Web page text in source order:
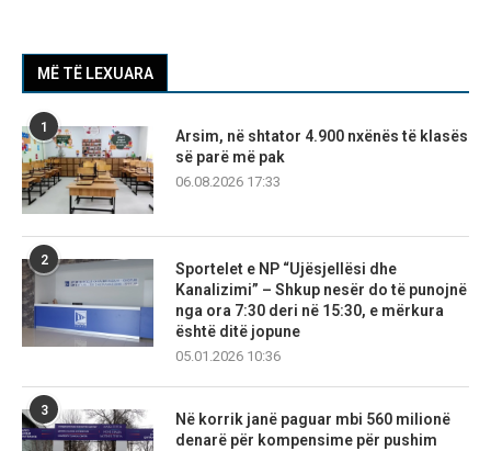
MË TË LEXUARA
1
Arsim, në shtator 4.900 nxënës të klasës
së parë më pak
06.08.2026 17:33
2
Sportelet e NP “Ujësjellësi dhe
Kanalizimi” – Shkup nesër do të punojnë
nga ora 7:30 deri në 15:30, e mërkura
është ditë jopune
05.01.2026 10:36
3
Në korrik janë paguar mbi 560 milionë
denarë për kompensime për pushim